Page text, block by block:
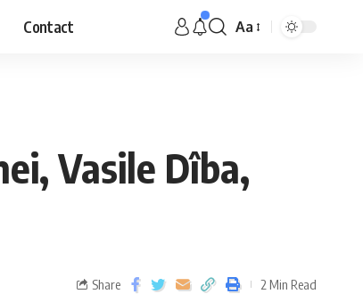
Contact Aa
Vasile Dîba,
Share 2 Min Read